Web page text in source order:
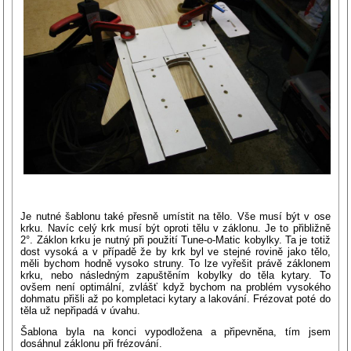
Je nutné šablonu také přesně umístit na tělo. Vše musí být v ose
krku. Navíc celý krk musí být oproti tělu v záklonu. Je to přibližně
2°. Záklon krku je nutný při použití Tune-o-Matic kobylky. Ta je totiž
dost vysoká a v případě že by krk byl ve stejné rovině jako tělo,
měli bychom hodně vysoko struny. To lze vyřešit právě záklonem
krku, nebo následným zapuštěním kobylky do těla kytary. To
ovšem není optimální, zvlášť když bychom na problém vysokého
dohmatu přišli až po kompletaci kytary a lakování. Frézovat poté do
těla už nepřipadá v úvahu.
Šablona byla na konci vypodložena a připevněna, tím jsem
dosáhnul záklonu při frézování.